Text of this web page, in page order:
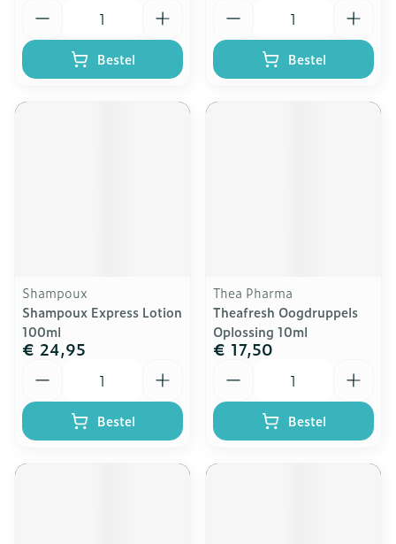
Bestel Bestel
Shampoux
Shampoux Express Lotion
100ml
€ 24,95
Bestel
Thea Pharma
Theafresh Oogdruppels
Oplossing 10ml
€ 17,50
Bestel